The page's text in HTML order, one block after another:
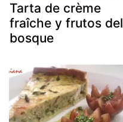
Tarta de crème
fraîche y frutos del
bosque